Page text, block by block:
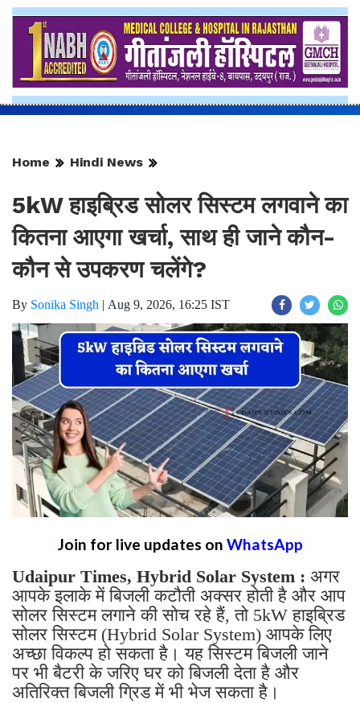
Home Hindi News
5kW हाइब्रिड सोलर सिस्टम लगवाने का
कितना आएगा खर्चा, साथ ही जाने कौन-
कौन से उपकरण चलेंगे?
By Sonika Singh | Aug 9, 2026, 16:25 IST
Join for live updates on WhatsApp
Udaipur Times, Hybrid Solar System : अगर
आपके इलाके में बिजली कटौती अक्सर होती है और आप
सोलर सिस्टम लगाने की सोच रहे हैं, तो 5kW हाइब्रिड
सोलर सिस्टम (Hybrid Solar System) आपके लिए
अच्छा विकल्प हो सकता है। यह सिस्टम बिजली जाने
पर भी बैटरी के जरिए घर को बिजली देता है और
अतिरिक्त बिजली ग्रिड में भी भेज सकता है।